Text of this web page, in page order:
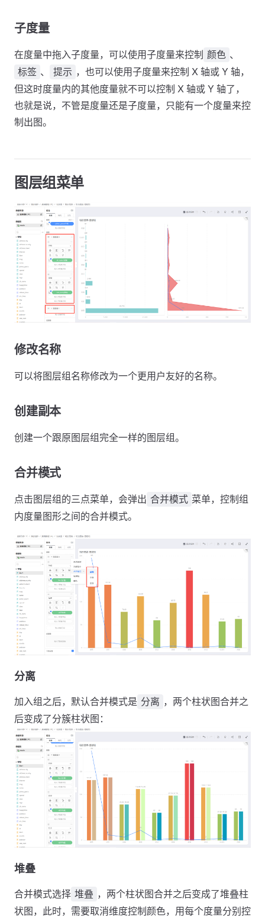
子度量
在度量中拖入子度量，可以使用子度量来控制 颜色 、
标签 、 提示 ，也可以使用子度量来控制 X 轴或 Y 轴，
但这时度量内的其他度量就不可以控制 X 轴或 Y 轴了，
也就是说，不管是度量还是子度量，只能有一个度量来控
制出图。
图层组菜单
修改名称
可以将图层组名称修改为一个更用户友好的名称。
创建副本
创建一个跟原图层组完全一样的图层组。
合并模式
点击图层组的三点菜单，会弹出 合并模式 菜单，控制组
内度量图形之间的合并模式。
分离
加入组之后，默认合并模式是 分离 ，两个柱状图合并之
后变成了分簇柱状图：
堆叠
合并模式选择 堆叠 ，两个柱状图合并之后变成了堆叠柱
状图，此时，需要取消维度控制颜色，用每个度量分别控